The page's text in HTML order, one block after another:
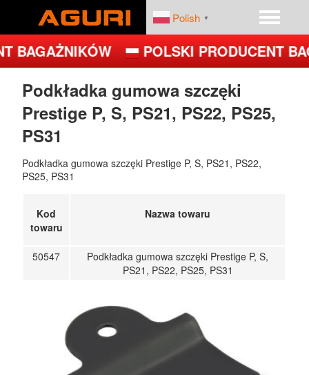
START
PRODUKTY
PLATFORMY ROWEROWE
BOXY DACHOWE – BOXY NA DACH
UCHWYTY ROWEROWE NA DACH
UCHWYTY ROWEROWE NA HAK
UCHWYTY ROWEROWE NA TYLNĄ KLAPĘ
BOXY NA HAK I AKCESORIA
DEALERZY
Polish ▼
BAGAŻNIKÓW POLSKI PRODUCENT
Podkładka gumowa szczęki
Prestige P, S, PS21, PS22, PS25,
PS31
Podkładka gumowa szczęki Prestige P, S, PS21, PS22,
PS25, PS31
Kod
towaru
Nazwa towaru
50547
Podkładka gumowa szczęki Prestige P, S,
PS21, PS22, PS25, PS31